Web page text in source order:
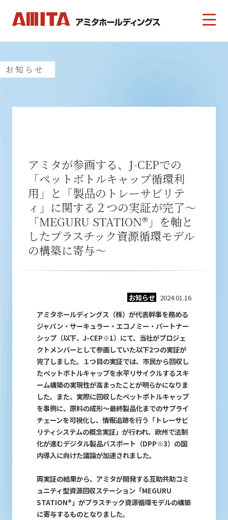
お知らせ
アミタが参画する、J-CEPでの
「ペットボトルキャップ循環利
用」と「製品のトレーサビリテ
ィ」に関する２つの実証が完了～
「MEGURU STATION®」を軸と
したプラスチック資源循環モデル
の構築に寄与～
お知らせ 2024.01.16
アミタホールディングス（株）が代表幹事を務める
ジャパン・サーキュラー・エコノミー・パートナー
シップ（以下、J-CEP※1）にて、当社がプロジェ
クトメンバーとして参画していた以下2つの実証が
完了しました。１つ目の実証では、市民から回収し
たペットボトルキャップを水平リサイクルするスキ
ーム構築の実現性が高まったことが明らかになりま
した。また、実際に回収したペットボトルキャップ
を事例に、原料の成形～最終製品化までのサプライ
チェーンを可視化し、情報追跡を行う「トレーサビ
リティシステムの概念実証」が行われ、欧州で法制
化が進むデジタル製品パスポート（DPP※3）の国
内導入に向けた議論が加速されました。
両実証の結果から、アミタが開発する互助共助コミ
ュニティ型資源回収ステーション「MEGURU
STATION®」がプラスチック資源循環モデルの構築
に寄与するものとなりました。